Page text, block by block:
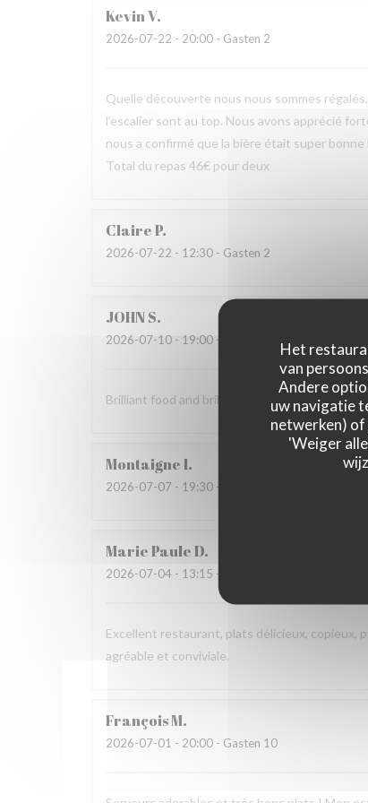
Het
van
Andere
uw navigatie
netwerken) of
'Weiger
KevinV
2026-07-22 - 20:00 - Gasten 2
Quelle découverte nous nous sommes
l’escalier sont au top. Nous avons apprécié
nous a confirmé que la bière était super
Total du repas 46€ pour deux
ClaireP
2026-07-22 - 12:30 - Gasten 2
JOHNS
2026-07-10 - 19:00 - Gasten 2
Brilliant food and brilliant sevice
Montaigne I
2026-07-07 - 19:30 - Gasten 3
Marie PauleD
2026-07-04 - 13:15 - Gasten 4
Excellent restaurant, plats délicieux, copieux,
agréable et conviviale.
FrançoisM
2026-07-01 - 20:00 - Gasten 10